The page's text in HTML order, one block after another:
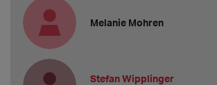
Melanie Mohren
Stefan Wipplinger